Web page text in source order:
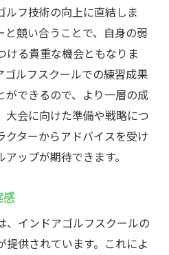
フ技術の向上に直結しま
と競い合うことで、自身の弱
ける貴重な機会ともなりま
ゴルフスクールでの練習成果
ができるので、より一層の成
大会に向けた準備や戦略につ
クターからアドバイスを受け
ップが期待できます。
感
、インドアゴルフスクールの
提供されています。これによ